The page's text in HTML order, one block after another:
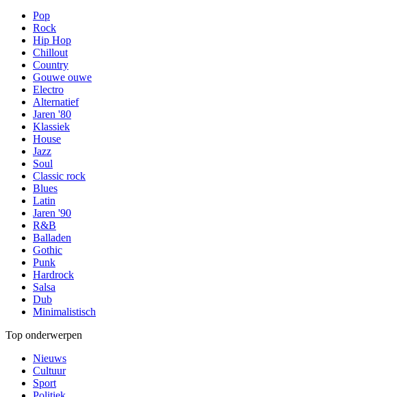
Pop
Rock
Hip Hop
Chillout
Country
Gouwe ouwe
Electro
Alternatief
Jaren '80
Klassiek
House
Jazz
Soul
Classic rock
Blues
Latin
Jaren '90
R&B
Balladen
Gothic
Punk
Hardrock
Salsa
Dub
Minimalistisch
Top onderwerpen
Nieuws
Cultuur
Sport